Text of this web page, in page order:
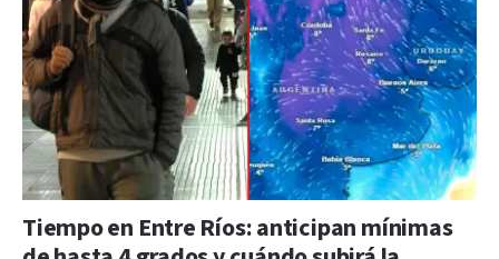
Tiempo en Entre Ríos: anticipan mínimas